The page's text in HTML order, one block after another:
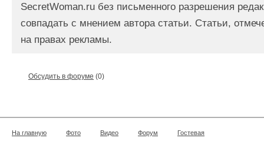
SecretWoman.ru без письменного разрешения
совпадать с мнением автора статьи. Статьи,
на правах рекламы.
Обсудить в форуме (0)
На главную Фото Видео Форум Гостевая